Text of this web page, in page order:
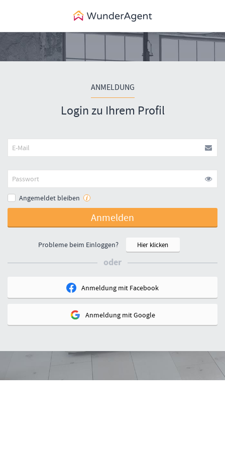
ANMELDUNG
Login zu Ihrem Profil
Angemeldet bleiben
Anmelden
Probleme beim Einloggen? Hier klicken
oder
Anmeldung mit Facebook
Anmeldung mitGoogle